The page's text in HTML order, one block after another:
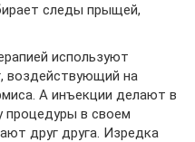
следы прыщей,
используют
воздействующий на
А инъекции делают в
процедуры в своем
друг друга. Изредка